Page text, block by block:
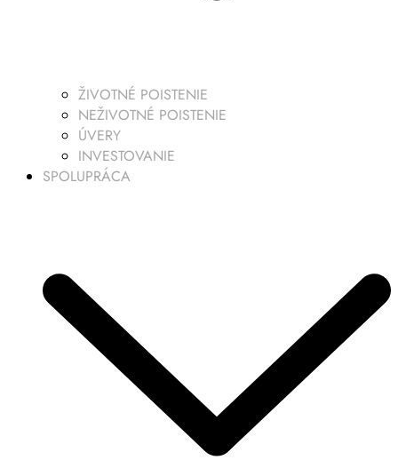
ŽIVOTNÉ POISTENIE
NEŽIVOTNÉ POISTENIE
ÚVERY
INVESTOVANIE
SPOLUPRÁCA